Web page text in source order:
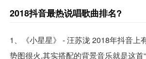
2018抖音最热说唱歌曲排名?
1、《小星星》 - 汪苏泷 2018年抖音上
势图很火,其实搭配的背景音乐就是这首